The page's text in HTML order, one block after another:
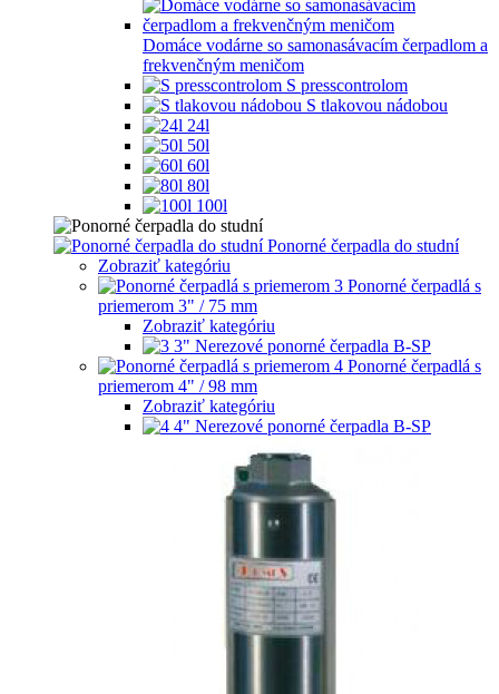
Domáce vodárne so samonasávacím čerpadlom a
frekvenčným meničom
S presscontrolom
S tlakovou nádobou
24l
50l
60l
80l
100l
Ponorné čerpadla do studní
Zobraziť kategóriu
Ponorné čerpadlá s
priemerom 3" / 75 mm
Zobraziť kategóriu
3" Nerezové ponorné čerpadla B-SP
Ponorné čerpadlá s
priemerom 4" / 98 mm
Zobraziť kategóriu
4" Nerezové ponorné čerpadla B-SP